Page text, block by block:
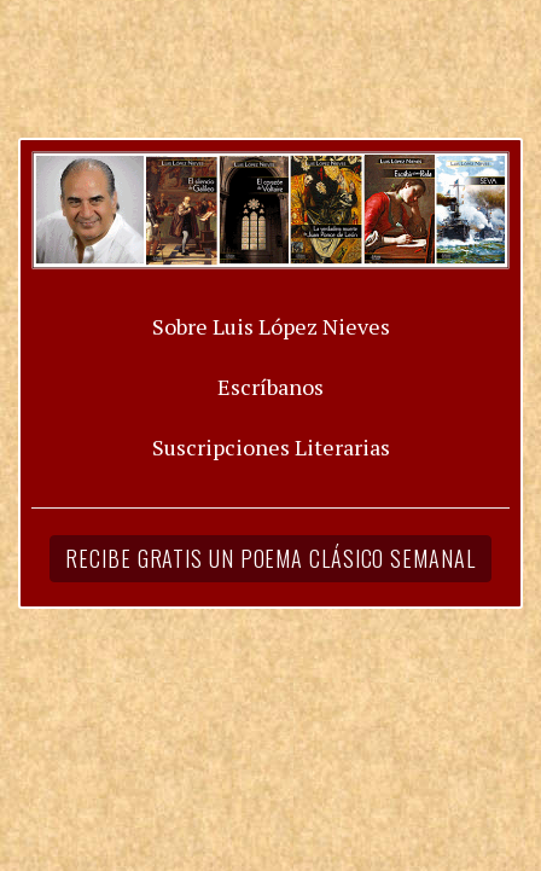
Sobre Luis López Nieves
Escríbanos
Suscripciones Literarias
RECIBE GRATIS UN POEMA CLÁSICO SEMANAL